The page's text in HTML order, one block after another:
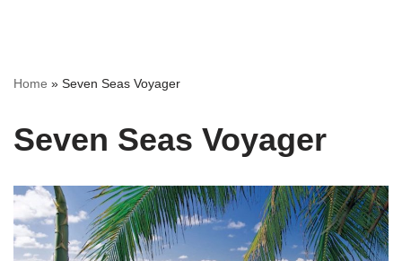
Home » Seven Seas Voyager
Seven Seas Voyager